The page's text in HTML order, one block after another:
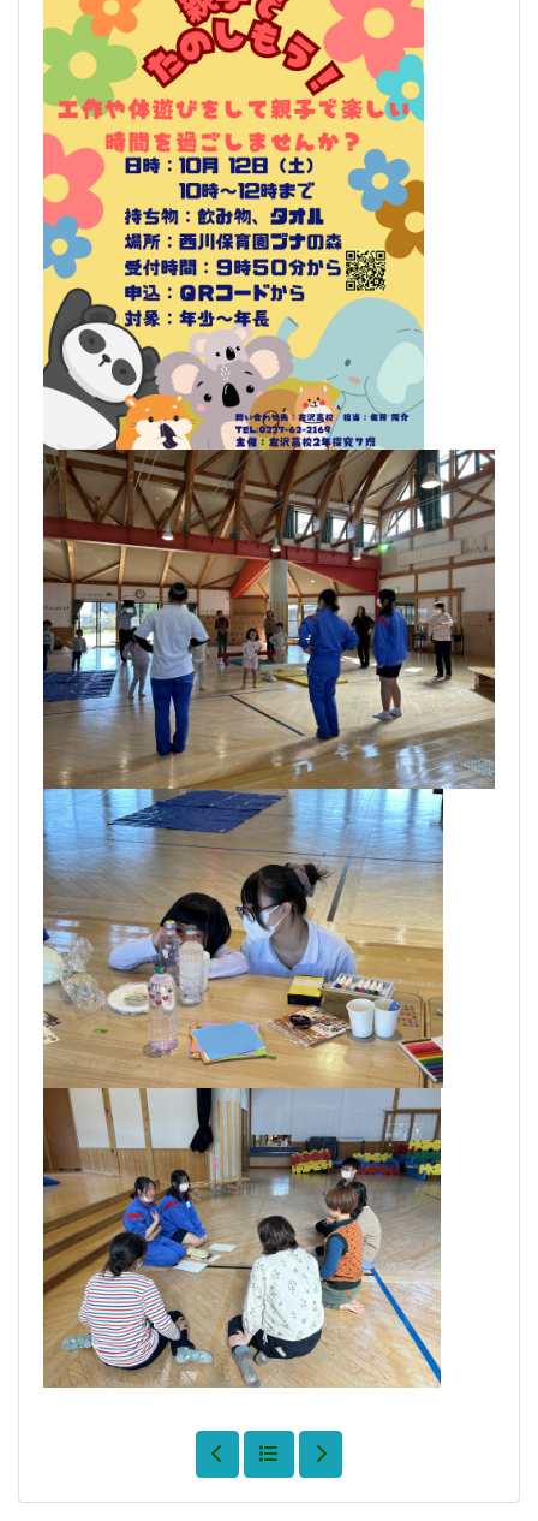
緊急連絡
※緊急連絡は現在ありません。